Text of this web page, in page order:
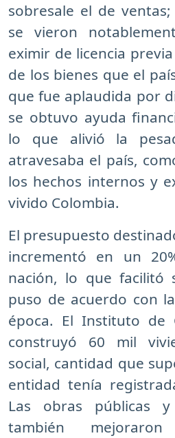
sobresale el de
se vieron
eximir de licencia
de los bienes que el
que fue aplaudida por
se obtuvo ayuda
lo que alivió la
atravesaba el país,
los hechos internos y
vivido Colombia.
El presupuesto
incrementó en un
nación, lo que facilitó
puso de acuerdo con
época. El Instituto de
construyó 60 mil
social, cantidad que
entidad tenía
Las obras públicas
también